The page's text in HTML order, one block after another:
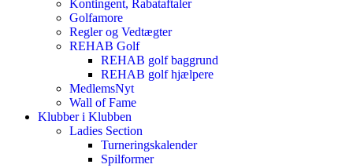
Kontingent, Rabataftaler
Golfamore
Regler og Vedtægter
REHAB Golf
REHAB golf baggrund
REHAB golf hjælpere
MedlemsNyt
Wall of Fame
Klubber i Klubben
Ladies Section
Turneringskalender
Spilformer